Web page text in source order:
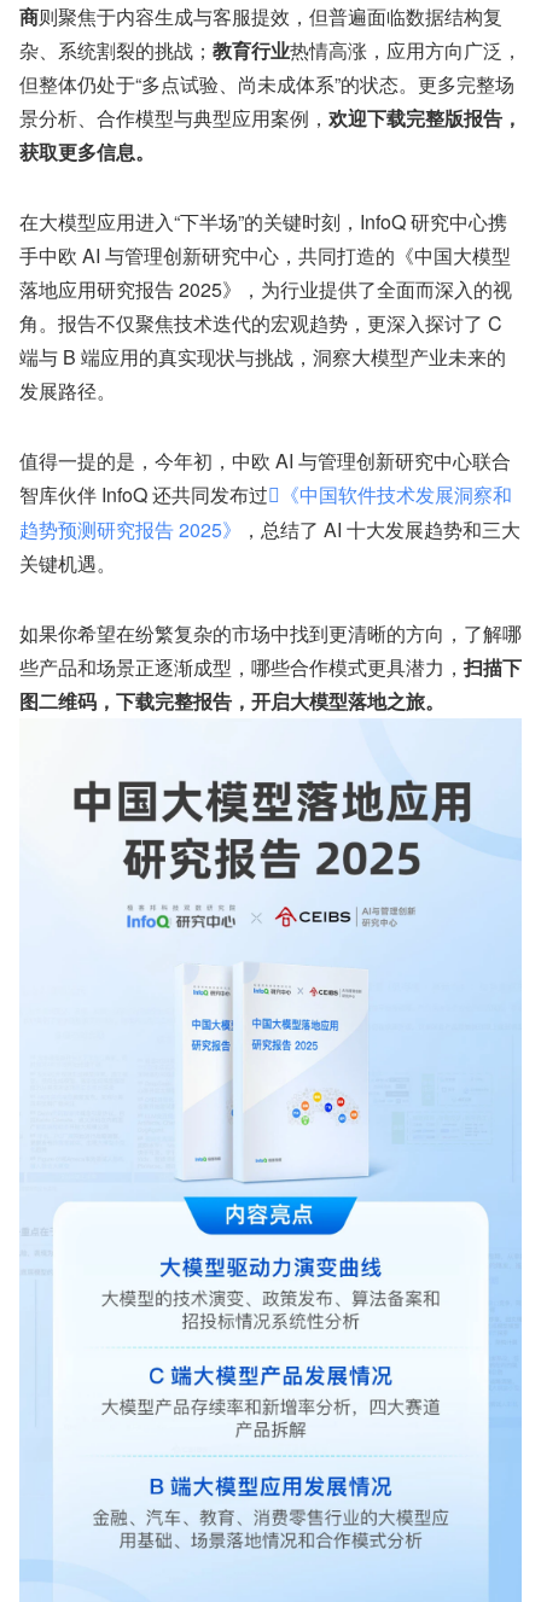
商则聚焦于内容生成与客服提效，但普遍面临数据结构复
杂、系统割裂的挑战； 教育行业热情高涨，应用方向广泛，
但整体仍处于“多点试验、尚未成体系”的状态。更多完整场
景分析、合作模型与典型应用案例， 欢迎下载完整版报告，
获取更多信息。
在大模型应用进入“下半场”的关键时刻，InfoQ 研究中心携
手中欧 AI 与管理创新研究中心，共同打造的《中国大模型
落地应用研究报告 2025》，为行业提供了全面而深入的视
角。报告不仅聚焦技术迭代的宏观趋势，更深入探讨了 C
端与 B 端应用的真实现状与挑战，洞察大模型产业未来的
发展路径。
值得一提的是，今年初，中欧 AI 与管理创新研究中心联合
智库伙伴 InfoQ 还共同发布过
《中国软件技术发展洞察和
趋势预测研究报告 2025》
，总结了 AI 十大发展趋势和三大
关键机遇。
如果你希望在纷繁复杂的市场中找到更清晰的方向，了解哪
些产品和场景正逐渐成型，哪些合作模式更具潜力，扫描下
图二维码，下载完整报告，开启大模型落地之旅。